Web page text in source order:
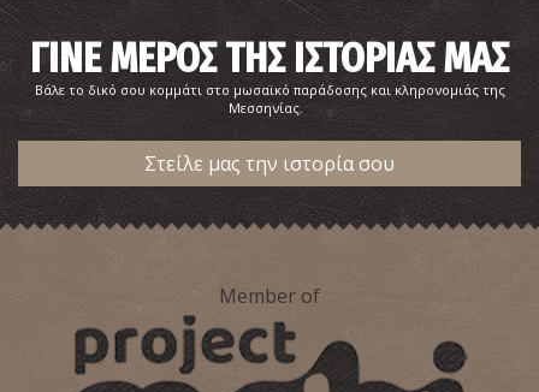
ΓΙΝΕ ΜΕΡΟΣ ΤΗΣ ΙΣΤΟΡΙΑΣ ΜΑΣ
Βάλε το δικό σου κομμάτι στο μωσαϊκό παράδοσης και κληρονομιάς της
Μεσσηνίας.
Στείλε μας την ιστορία σου
Member of